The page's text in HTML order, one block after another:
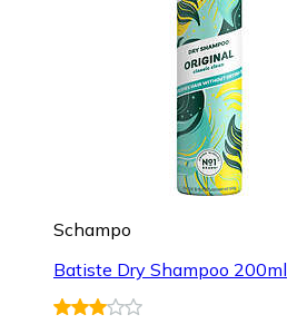
Schampo
Batiste Dry Shampoo 200ml